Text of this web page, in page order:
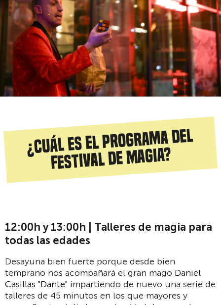
¿Cuál es el programa del
festival de magia?
12:00h y 13:00h | Talleres de magia para
todas las edades
Desayuna bien fuerte porque desde bien
temprano nos acompañará el gran mago Daniel
Casillas "Dante" impartiendo de nuevo una serie de
talleres de 45 minutos en los que mayores y